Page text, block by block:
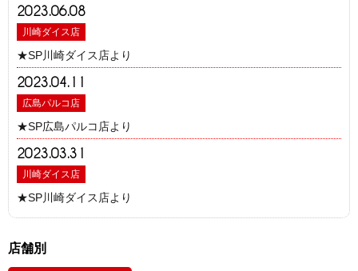
2023.06.08
川崎ダイス店
★SP川崎ダイス店より
2023.04.11
広島パルコ店
★SP広島パルコ店より
2023.03.31
川崎ダイス店
★SP川崎ダイス店より
店舗別